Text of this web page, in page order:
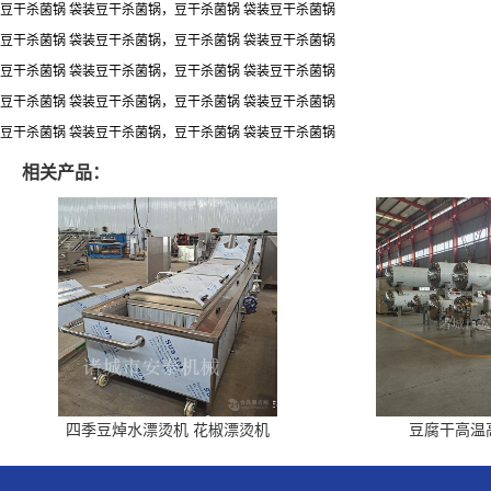
豆干杀菌锅 袋装豆干杀菌锅，豆干杀菌锅 袋装豆干杀菌锅
豆干杀菌锅 袋装豆干杀菌锅，豆干杀菌锅 袋装豆干杀菌锅
豆干杀菌锅 袋装豆干杀菌锅，豆干杀菌锅 袋装豆干杀菌锅
豆干杀菌锅 袋装豆干杀菌锅，豆干杀菌锅 袋装豆干杀菌锅
豆干杀菌锅 袋装豆干杀菌锅，豆干杀菌锅 袋装豆干杀菌锅
相关产品：
四季豆焯水漂烫机 花椒漂烫机 豆腐干高温